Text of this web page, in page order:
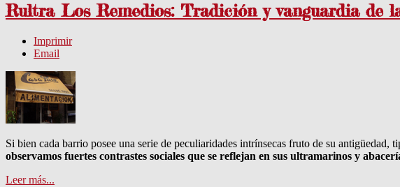
Rultra Los Remedios: Tradición y vanguardia de
Imprimir
Email
Si bien cada barrio posee una serie de peculiaridades intrínsecas fruto de su
observamos fuertes contrastes sociales que se reflejan en sus ultramarinos y
Leer más...